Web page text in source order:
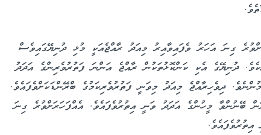
ފަތުރުވެރިކަމަށް މިހާރު 40 އަށްވުރެ ގިނަ އަހަރު ވެފައިވާއިރު މިއަދު ރާއްޖެއަކީ މުޅި ދުނިޔޭގައިވެސް
ދުނިޔޭގެ އެކި ކަންކޮޅުތަކުން ރާއްޖެ އަންނަ ފަތުރުވެރިންގެ އަދަދު
ދިވެހިރާއްޖެ މިއަދު މިވަނީ ފަތުރުވެރިކަމުގެ ބްރޭންޑަކަށްވެފައެވެ.
ބޭނުންވާ މީހުންގެ އަދަދު ވަނީ އިތުރުވެފައެވެ. އެއްފަހަރަށްވުރެ ގިނަ